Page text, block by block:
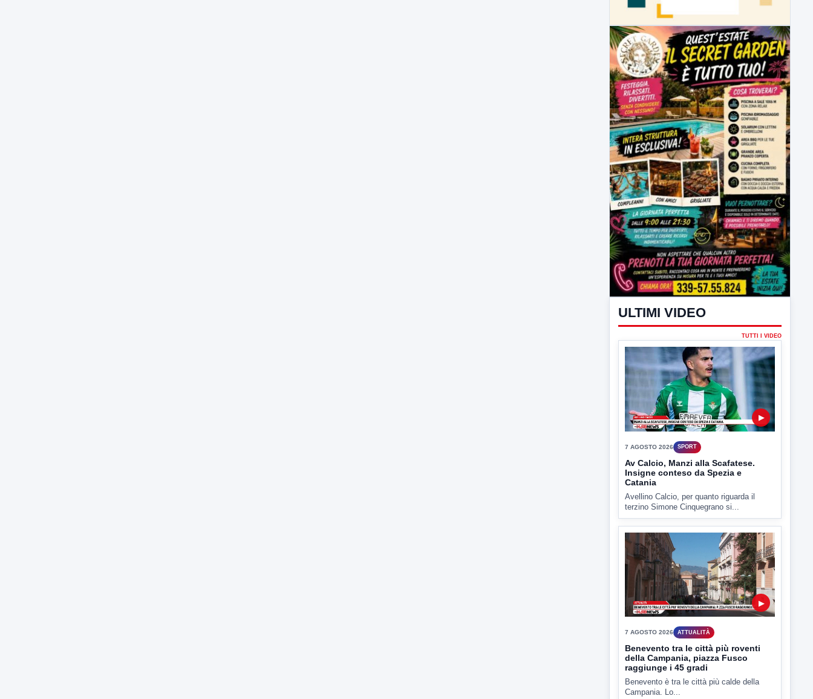
ULTIMI VIDEO
▶
7 AGOSTO 2026
Av Calcio, Manzi alla Scafatese.
Insigne conteso da Spezia e
Catania
Avellino Calcio, per quanto riguarda il
terzino Simone Cinquegrano si...